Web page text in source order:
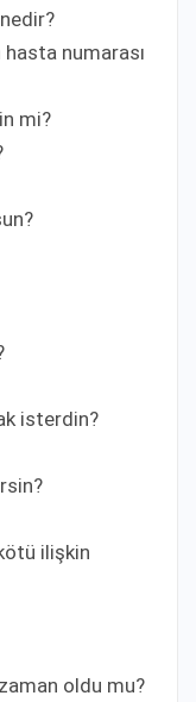
numarası
mi?
isterdin?
ilişkin
oldu mu?